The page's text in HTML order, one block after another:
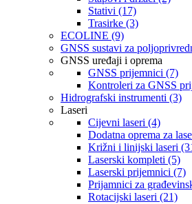
Stativi (17)
Trasirke (3)
ECOLINE (9)
GNSS sustavi za
GNSS uređaji i oprema
GNSS prijemnici (7)
Kontroleri za GNSS
Hidrografski instrumenti (3)
Laseri
Cijevni laseri (4)
Dodatna oprema za
Križni i linijski laseri
Laserski kompleti (5)
Laserski prijemnici (7)
Prijamnici za
Rotacijski laseri (21)